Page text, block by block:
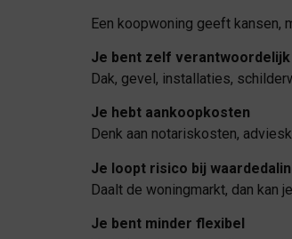
Een koopwoning geeft kansen,
Je bent zelf
Dak, gevel, installaties,
Je hebt aankoopkosten
Denk aan notariskosten,
Je loopt risico bij
Daalt de woningmarkt, dan kan
Je bent minder flexibel